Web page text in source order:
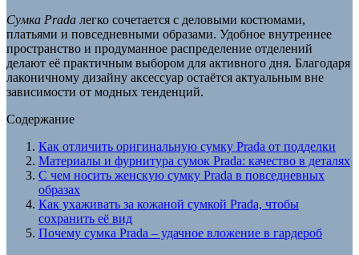
Сумка Prada легко сочетается с деловыми костюмами,
платьями и повседневными образами. Удобное внутреннее
пространство и продуманное распределение отделений
делают её практичным выбором для активного дня. Благодаря
лаконичному дизайну аксессуар остаётся актуальным вне
зависимости от модных тенденций.
Содержание
Как отличить оригинальную сумку Prada от подделки
Материалы и фурнитура сумок Prada: качество в деталях
С чем носить женскую сумку Prada в повседневных
образах
Как ухаживать за кожаной сумкой Prada, чтобы
сохранить её вид
Почему сумка Prada – удачное вложение в гардероб